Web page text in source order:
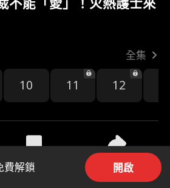
全集
10 11 12
935 分享
費解鎖 開啟